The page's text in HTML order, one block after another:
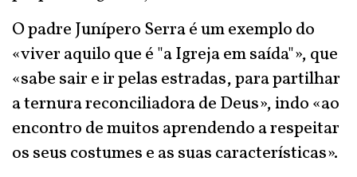
O padre Junípero Serra é um exemplo do
«viver aquilo que é "a Igreja em saída"», que
«sabe sair e ir pelas estradas, para partilhar
a ternura reconciliadora de Deus», indo «ao
encontro de muitos aprendendo a respeitar
os seus costumes e as suas características».